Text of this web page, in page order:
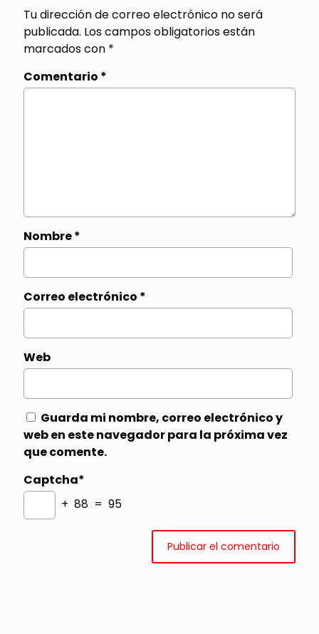
Tu dirección de correo electrónico no será
publicada. Los campos obligatorios están
marcados con *
Comentario *
Nombre*
Correo electrónico *
Web
Guarda mi nombre, correo electrónico y
web en este navegador para la próxima vez
que comente.
Captcha*
+ 88 = 95